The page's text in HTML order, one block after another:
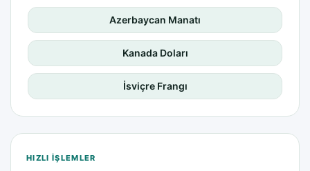
Azerbaycan Manatı
Kanada Doları
İsviçre Frangı
HIZLI IŞLEMLER